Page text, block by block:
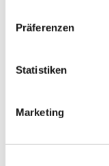
Präferenzen
Statistiken
Marketing